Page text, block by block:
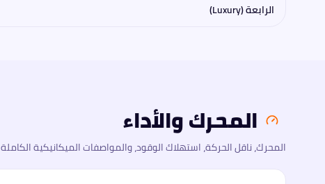
الرابعة (Luxury)
المحرك والأداء
المحرك، ناقل الحركة، استهلاك الوقود، والمواصفات الميكانيكية الكاملة